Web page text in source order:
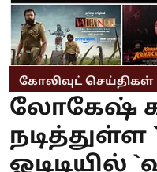
கோலிவுட் செய்திகள்
லோகேஷ்
நடித்துள்ள
ஓடிடியில்